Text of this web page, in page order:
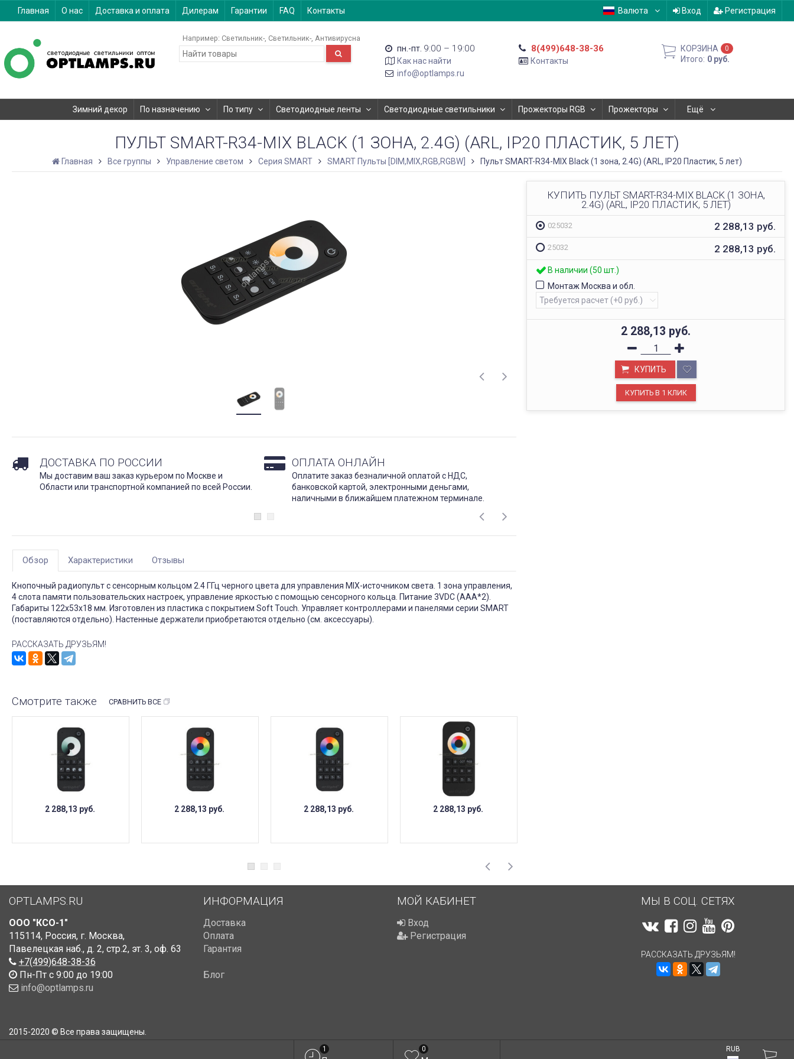
Главная О нас Доставка и оплата Дилерам Гарантии FAQ Контакты Валюта Вход Регистрация
Например: Светильник- Светильник- Антивирусна
пн.-пт. 9:00 – 19:00
Как нас найти
info@optlamps.ru
8(499)648-38-36
Контакты
КОРЗИНА 0
Итого: 0 руб.
Зимний декор По назначению По типу Светодиодные ленты Светодиодные светильники Прожекторы RGB Прожекторы Ещё
ПУЛЬТ SMART-R34-MIX BLACK (1 ЗОНА, 2.4G) (ARL, IP20 ПЛАСТИК, 5 ЛЕТ)
Главная Все группы Управление светом Серия SMART SMART Пульты [DIM,MIX,RGB,RGBW] Пульт SMART-R34-MIX Black (1 зона, 2.4G) (ARL, IP20 Пластик, 5 лет)
КУПИТЬ ПУЛЬТ SMART-R34-MIX BLACK (1 ЗОНА,
2.4G) (ARL, IP20 ПЛАСТИК, 5 ЛЕТ)
025032 2 288,13 руб.
25032 2 288,13 руб.
В наличии (50 шт.)
Монтаж Москва и обл.
2 288,13 руб.
КУПИТЬ
ДОСТАВКА ПО РОССИИ
Мы доставим ваш заказ курьером по Москве и
Области или транспортной компанией по всей России.
ОПЛАТА ОНЛАЙН
Оплатите заказ безналичной оплатой с НДС,
банковской картой, электронными деньгами,
наличными в ближайшем платежном терминале.
Обзор Характеристики Отзывы
Кнопочный радиопульт с сенсорным кольцом 2.4 ГГц черного цвета для управления MIX-источником света. 1 зона управления,
4 слота памяти пользовательских настроек, управление яркостью с помощью сенсорного кольца. Питание 3VDC (AAA*2).
Габариты 122x53x18 мм. Изготовлен из пластика с покрытием Soft Touch. Управляет контроллерами и панелями серии SMART
(поставляются отдельно). Настенные держатели приобретаются отдельно (см. аксессуары).
РАССКАЗАТЬ ДРУЗЬЯМ!
Смотрите также СРАВНИТЬ ВСЕ
2 288,13 руб. 2 288,13 руб. 2 288,13 руб. 2 288,13 руб.
OPTLAMPS.RU
ООО "КСО-1"
115114, Россия, г. Москва,
Павелецкая наб., д. 2, стр.2, эт. 3, оф. 63
+7(499)648-38-36
Пн-Пт с 9:00 до 19:00
info@optlamps.ru
ИНФОРМАЦИЯ
Доставка
Оплата
Гарантия
Блог
МОЙ КАБИНЕТ
Вход
Регистрация
МЫ В СОЦ. СЕТЯХ
РАССКАЗАТЬ ДРУЗЬЯМ!
2015-2020 © Все права защищены.
1 0 RUB